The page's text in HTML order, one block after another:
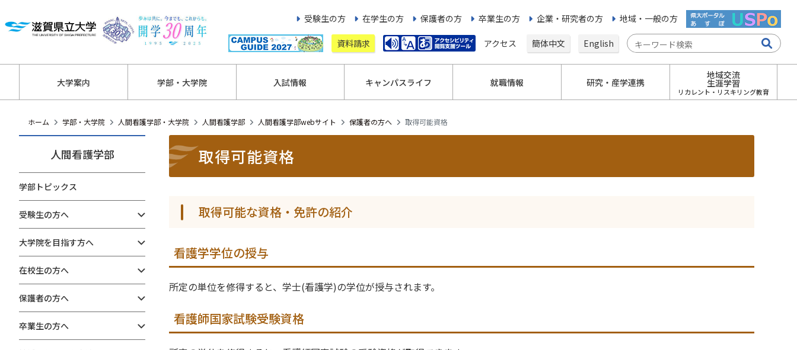
受験生の方 在学生の方 保護者の方 卒業生の方 企業・研究者の方 地域・一般の方
資料請求 アクセス 簡体中文 English
大学案内 学部・大学院 入試情報 キャンパスライフ 就職情報 研究・産学連携
地域交流
生涯学習
リカレント・リスキリング教育
ホーム 学部・大学院 人間看護学部・大学院 人間看護学部 人間看護学部webサイト 保護者の方へ 取得可能資格
人間看護学部
学部トピックス
受験生の方へ
大学院を目指す方へ
在校生の方へ
保護者の方へ
卒業生の方へ
取得可能資格
取得可能な資格・免許の紹介
看護学学位の授与
所定の単位を修得すると、学士(看護学)の学位が授与されます。
看護師国家試験受験資格